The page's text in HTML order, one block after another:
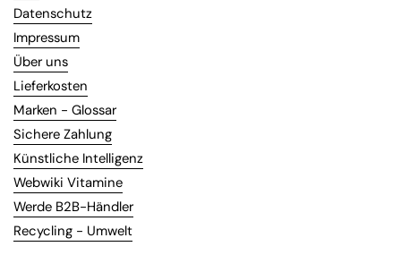
Datenschutz
Impressum
Über uns
Lieferkosten
Marken - Glossar
Sichere Zahlung
Künstliche Intelligenz
Webwiki Vitamine
Werde B2B-Händler
Recycling - Umwelt